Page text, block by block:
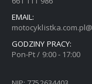
EMAIL:
GODZINY PRACY:
Pon-Pt / 9:00 - 17:00